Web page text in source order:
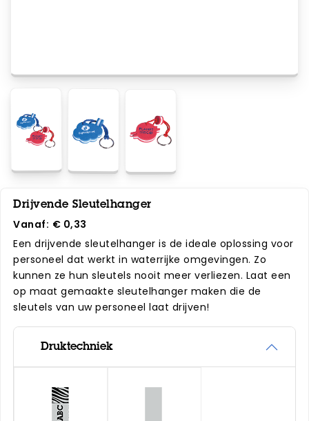
Drijvende Sleutelhanger
Vanaf: € 0,33
Een drijvende sleutelhanger is de ideale oplossing voor
personeel dat werkt in waterrijke omgevingen. Zo
kunnen ze hun sleutels nooit meer verliezen. Laat een
op maat gemaakte sleutelhanger maken die de
sleutels van uw personeel laat drijven!
Druktechniek